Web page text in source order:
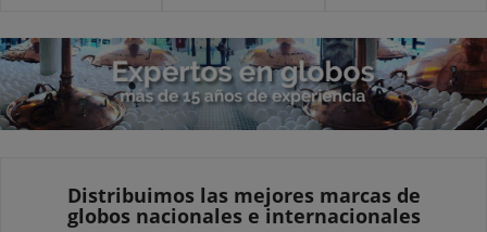
Distribuimos las mejores marcas de
globos nacionales e internacionales